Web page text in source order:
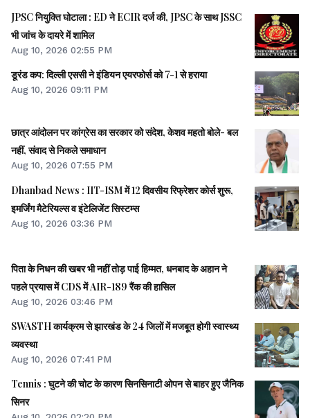
JPSC नियुक्ति घोटाला : ED ने ECIR दर्ज की, JPSC के साथ JSSC
भी जांच के दायरे में शामिल
Aug 10, 2026 02:55 PM
डूरंड कप: दिल्ली एससी ने इंडियन एयरफोर्स को 7-1 से हराया
Aug 10, 2026 09:11 PM
छात्र आंदोलन पर कांग्रेस का सरकार को संदेश, केशव महतो बोले- बल
नहीं, संवाद से निकले समाधान
Aug 10, 2026 07:55 PM
Dhanbad News : IIT-ISM में 12 दिवसीय रिफ्रेशर कोर्स शुरू,
इमर्जिंग मैटेरियल्स व इंटेलिजेंट सिस्टम्स
Aug 10, 2026 03:36 PM
पिता के निधन की खबर भी नहीं तोड़ पाई हिम्मत, धनबाद के अहान ने
पहले प्रयास में CDS में AIR-189 रैंक की हासिल
Aug 10, 2026 03:46 PM
SWASTH कार्यक्रम से झारखंड के 24 जिलों में मजबूत होगी स्वास्थ्य
व्यवस्था
Aug 10, 2026 07:41 PM
Tennis : घुटने की चोट के कारण सिनसिनाटी ओपन से बाहर हुए जैनिक
सिनर